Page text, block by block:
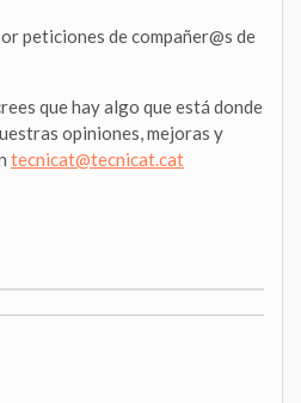
peticiones de compañer@s de
que hay algo que está donde
opiniones, mejoras y
tecnicat@tecnicat.cat